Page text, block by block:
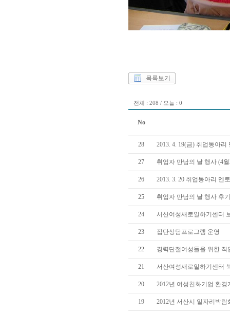
목록보기
전체 : 208 / 오늘 : 0
No
28 2013. 4. 19(금) 취업동아
27 취업자 만남의 날 행사 (4
26 2013. 3. 20 취업동아리 멘
25 취업자 만남의 날 행사 후
24 서산여성새로일하기센터
23 집단상담프로그램 운영
22 경력단절여성들을 위한
21 서산여성새로일하기센터
20 2012년 여성친화기업 환
19 2012년 서산시 일자리박람